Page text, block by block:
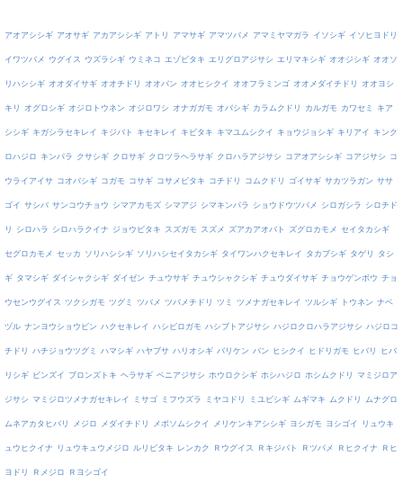
アオアシシギ アオサギ アカアシシギ アトリ アマサギ アマツバメ アマミヤマガラ イソシギ イソヒヨドリ
イワツバメ ウグイス ウズラシギ ウミネコ エゾビタキ エリグロアジサシ エリマキシギ オオジシギ オオソ
リハシシギ オオダイサギ オオチドリ オオバン オオヒシクイ オオフラミンゴ オオメダイチドリ オオヨシ
キリ オグロシギ オジロトウネン オジロワシ オナガガモ オバシギ カラムクドリ カルガモ カワセミ キア
シシギ キガシラセキレイ キジバト キセキレイ キビタキ キマユムシクイ キョウジョシギ キリアイ キンク
ロハジロ キンパラ クサシギ クロサギ クロツラヘラサギ クロハラアジサシ コアオアシシギ コアジサシ コ
ウライアイサ コオバシギ コガモ コサギ コサメビタキ コチドリ コムクドリ ゴイサギ サカツラガン ササ
ゴイ サシバ サンコウチョウ シマアカモズ シマアジ シマキンパラ ショウドウツバメ シロガシラ シロチド
リ シロハラ シロハラクイナ ジョウビタキ スズガモ スズメ ズアカアオバト ズグロカモメ セイタカシギ
セグロカモメ セッカ ソリハシシギ ソリハシセイタカシギ タイワンハクセキレイ タカブシギ タゲリ タシ
ギ タマシギ ダイシャクシギ ダイゼン チュウサギ チュウシャクシギ チュウダイサギ チョウゲンボウ チョ
ウセンウグイス ツクシガモ ツグミ ツバメ ツバメチドリ ツミ ツメナガセキレイ ツルシギ トウネン ナベ
ヅル ナンヨウショウビン ハクセキレイ ハシビロガモ ハシブトアジサシ ハジロクロハラアジサシ ハジロコ
チドリ ハチジョウツグミ ハマシギ ハヤブサ ハリオシギ バリケン バン ヒシクイ ヒドリガモ ヒバリ ヒバ
リシギ ビンズイ ブロンズトキ ヘラサギ ベニアジサシ ホウロクシギ ホシハジロ ホシムクドリ マミジロア
ジサシ マミジロツメナガセキレイ ミサゴ ミフウズラ ミヤコドリ ミユビシギ ムギマキ ムクドリ ムナグロ
ムネアカタヒバリ メジロ メダイチドリ メボソムシクイ メリケンキアシシギ ヨシガモ ヨシゴイ リュウキ
ュウヒクイナ リュウキュウメジロ ルリビタキ レンカク Ｒウグイス Ｒキジバト Ｒツバメ Ｒヒクイナ Ｒヒ
ヨドリ Ｒメジロ Ｒヨシゴイ